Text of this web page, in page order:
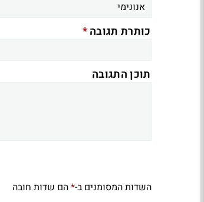
כותרת תגובה*
תוכן התגובה
השדות המסומנים ב-*הם שדות חובה